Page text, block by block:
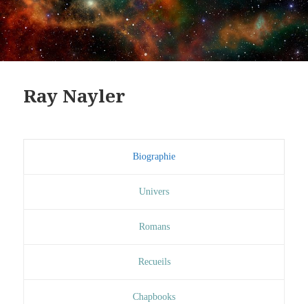
Ray Nayler
Biographie
Univers
Romans
Recueils
Chapbooks